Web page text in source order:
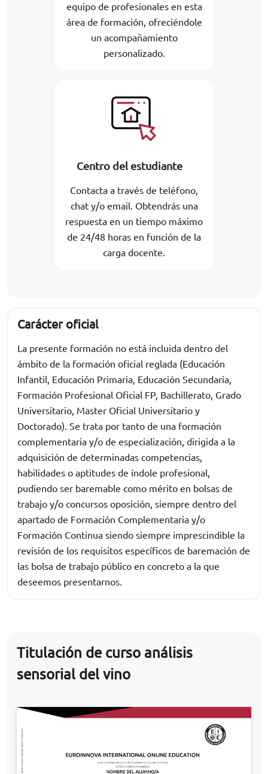
equipo de profesionales en esta
área de formación, ofreciéndole
un acompañamiento
personalizado.
Centro del estudiante
Contacta a través de teléfono,
chat y/o email. Obtendrás una
respuesta en un tiempo máximo
de 24/48 horas en función de la
carga docente.
Carácter oficial
La presente formación no está incluida dentro del
ámbito de la formación oficial reglada (Educación
Infantil, Educación Primaria, Educación Secundaria,
Formación Profesional Oficial FP, Bachillerato, Grado
Universitario, Master Oficial Universitario y
Doctorado). Se trata por tanto de una formación
complementaria y/o de especialización, dirigida a la
adquisición de determinadas competencias,
habilidades o aptitudes de índole profesional,
pudiendo ser baremable como mérito en bolsas de
trabajo y/o concursos oposición, siempre dentro del
apartado de Formación Complementaria y/o
Formación Continua siendo siempre imprescindible la
revisión de los requisitos específicos de baremación de
las bolsa de trabajo público en concreto a la que
deseemos presentarnos.
Titulación de curso análisis
sensorial del vino